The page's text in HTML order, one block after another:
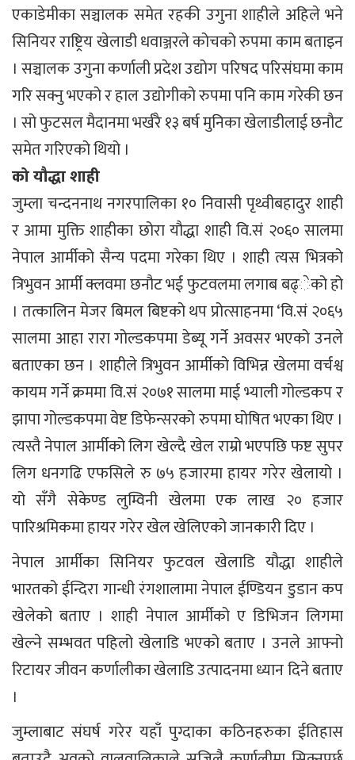
एकाडेमीका सञ्चालक समेत रहकी उगुना शाहीले अहिले भने
सिनियर राष्ट्रिय खेलाडी धवाञ्जरले कोचको रुपमा काम बताइन
। सञ्चालक उगुना कर्णाली प्रदेश उद्योग परिषद परिसंघमा काम
गरि सक्नु भएको र हाल उद्योगीको रुपमा पनि काम गरेकी छन
। सो फुटसल मैदानमा भर्खरै १३ बर्ष मुनिका खेलाडीलाई छनौट
समेत गरिएको थियो ।
को यौद्धा शाही
जुम्ला चन्दननाथ नगरपालिका १० निवासी पृथ्वीबहादुर शाही
र आमा मुक्ति शाहीका छोरा यौद्धा शाही वि.सं २०६० सालमा
नेपाल आर्मीको सैन्य पदमा गरेका थिए । शाही त्यस भित्रको
त्रिभुवन आर्मी क्लवमा छनौट भई फुटवलमा लगाब बढ्ेको हो
। तत्कालिन मेजर बिमल बिष्टको थप प्रोत्साहनमा ‘वि.सं २०६५
सालमा आहा रारा गोल्डकपमा डेब्यू गर्ने अवसर भएको उनले
बताएका छन । शाहीले त्रिभुवन आर्मीको विभिन्न खेलमा वर्चश्व
कायम गर्ने क्रममा वि.सं २०७१ सालमा माई भ्याली गोल्डकप र
झापा गोल्डकपमा वेष्ट डिफेन्सरको रुपमा घोषित भएका थिए ।
त्यस्तै नेपाल आर्मीको लिग खेल्दै खेल राम्रो भएपछि फष्ट सुपर
लिग धनगढि एफसिले रु ७५ हजारमा हायर गरेर खेलायो ।
यो सँगै सेकेण्ड लुम्विनी खेलमा एक लाख २० हजार
पारिश्रमिकमा हायर गरेर खेल खेलिएको जानकारी दिए ।
नेपाल आर्मीका सिनियर फुटवल खेलाडि यौद्धा शाहीले
भारतको ईन्दिरा गान्धी रंगशालामा नेपाल ईण्डियन डुडान कप
खेलेको बताए । शाही नेपाल आर्मीको ए डिभिजन लिगमा
खेल्ने सम्भवत पहिलो खेलाडि भएको बताए । उनले आफ्नो
रिटायर जीवन कर्णालीका खेलाडि उत्पादनमा ध्यान दिने बताए
।
जुम्लाबाट संघर्ष गरेर यहाँ पुग्दाका कठिनहरुका ईतिहास